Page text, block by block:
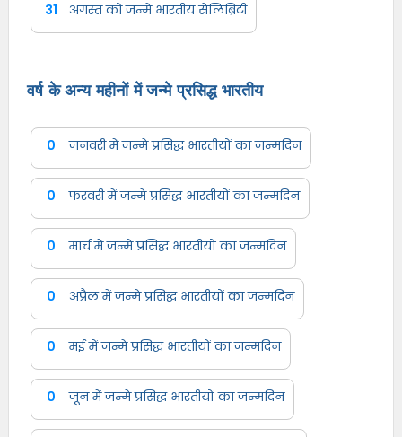
31 अगस्त को जन्मे भारतीय सेलिब्रिटी
वर्ष के अन्य महीनों में जन्मे प्रसिद्ध भारतीय
0 जनवरी में जन्मे प्रसिद्ध भारतीयों का जन्मदिन
0 फरवरी में जन्मे प्रसिद्ध भारतीयों का जन्मदिन
0 मार्च में जन्मे प्रसिद्ध भारतीयों का जन्मदिन
0 अप्रैल में जन्मे प्रसिद्ध भारतीयों का जन्मदिन
0 मई में जन्मे प्रसिद्ध भारतीयों का जन्मदिन
0 जून में जन्मे प्रसिद्ध भारतीयों का जन्मदिन